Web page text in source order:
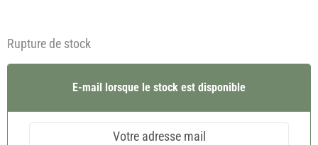
Rupture de stock
E-mail lorsque le stock est disponible